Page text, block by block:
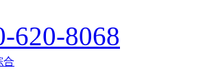
620-8068
合